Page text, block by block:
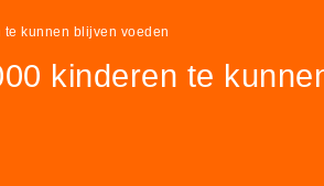
te kunnen blijven voeden
kinderen te